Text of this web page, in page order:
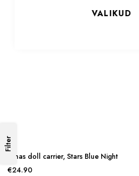
VALIKUD
Limas doll carrier, Stars Blue Night
€24.90
Filter